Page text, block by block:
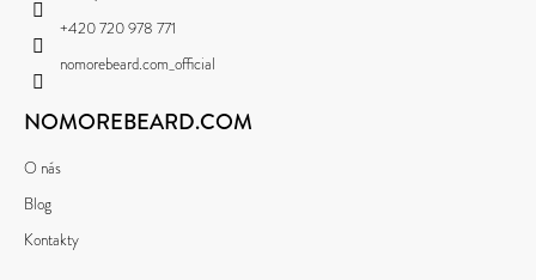
+420 720 978 771
nomorebeard.com_official
NOMOREBEARD.COM
O nás
Blog
Kontakty